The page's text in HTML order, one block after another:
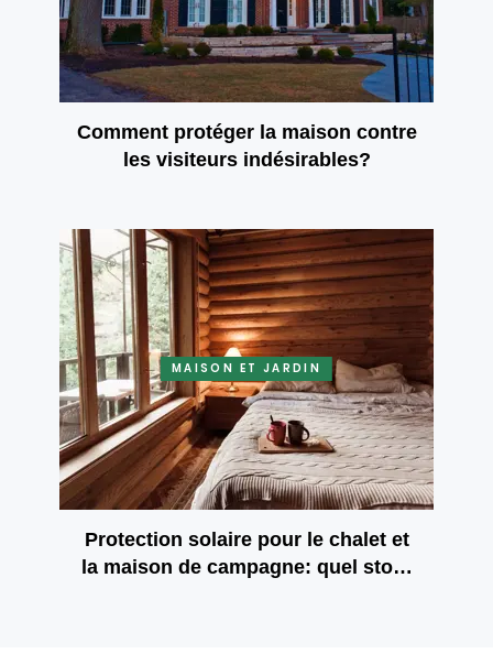
Comment protéger la maison contre
les visiteurs indésirables?
MAISON ET JARDIN
Protection solaire pour le chalet et
la maison de campagne: quel store